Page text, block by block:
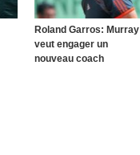
Roland Garros: Murray
veut engager un
nouveau coach